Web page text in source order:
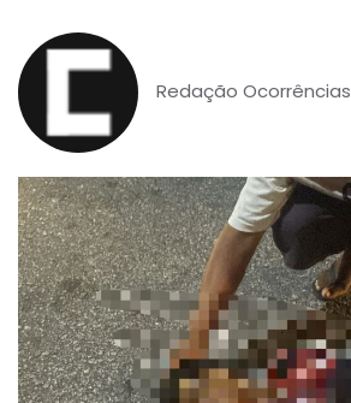
Redação Ocorrências